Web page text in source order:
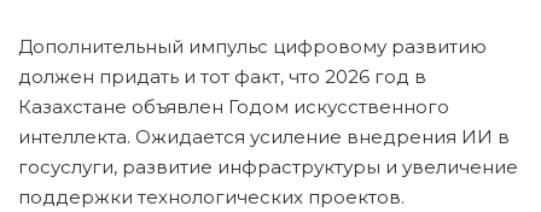
Дополнительный импульс цифровому развитию
должен придать и тот факт, что 2026 год в
Казахстане объявлен Годом искусственного
интеллекта. Ожидается усиление внедрения ИИ в
госуслуги, развитие инфраструктуры и увеличение
поддержки технологических проектов.